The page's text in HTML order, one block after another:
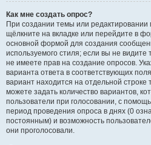
Как мне создать опрос?
При создании темы или
щёлкните на вкладке или перейдите в
основной формой для создания
используемого стиля; если вы не
не имеете прав на создание опросов.
варианта ответа в соответствующих
вариант находится на отдельной строке
можете задать количество вариантов,
пользователи при голосовании, с
период проведения опроса в днях (0
постоянным) и возможность
они проголосовали.